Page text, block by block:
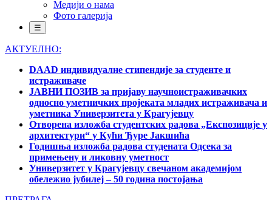
Медији о нама
Фото галерија
☰
АКТУЕЛНО:
DAAD индивидуалне стипендије за студенте и
истраживаче
ЈАВНИ ПОЗИВ за пријаву научноистраживачких
односно уметничких пројеката младих истраживача и
уметника Универзитета у Крагујевцу
Отворена изложба студентских радова „Експозиције у
архитектури“ у Кући Ђуре Јакшића
Годишња изложба радова студената Одсека за
примењену и ликовну уметност
Универзитет у Крагујевцу свечаном академијом
обележио јубилеј – 50 година постојања